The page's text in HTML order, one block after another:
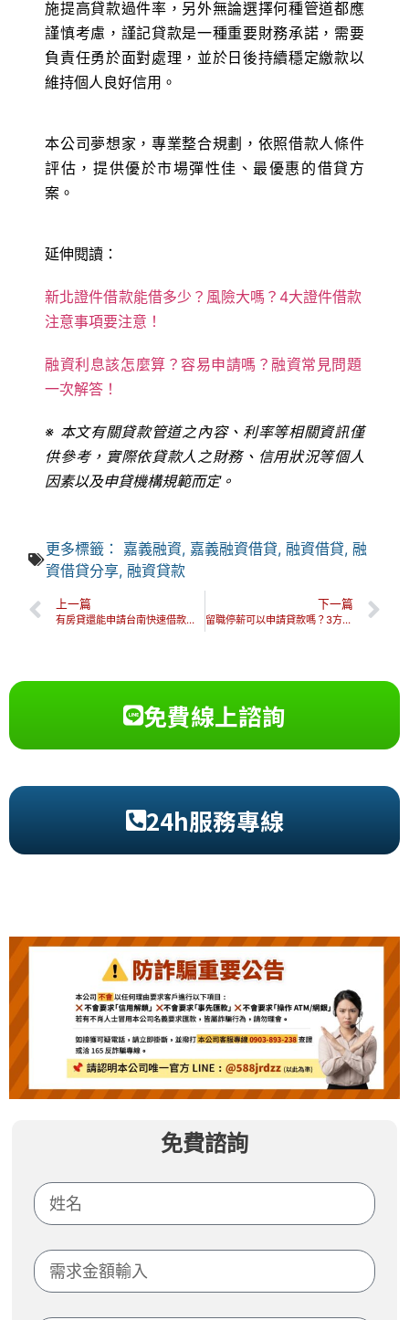
施提高貸款過件率，另外無論選擇何種管道都應
謹慎考慮，謹記貸款是一種重要財務承諾，需要
負責任勇於面對處理，並於日後持續穩定繳款以
維持個人良好信用。
本公司夢想家，專業整合規劃，依照借款人條件
評估，提供優於市場彈性佳、最優惠的借貸方
案。
延伸閱讀：
新北證件借款能借多少？風險大嗎？4大證件借款
注意事項要注意！
融資利息該怎麼算？容易申請嗎？融資常見問題
一次解答！
※ 本文有關貸款管道之內容、利率等相關資訊僅
供參考，實際依貸款人之財務、信用狀況等個人
因素以及申貸機構規範而定。
更多標籤： 嘉義融資, 嘉義融資借貸,融資借貸,融
資借貸分享,融資貸款
上一篇
有房貸還能申請台南快速借款嗎？推薦3步驟教你如何增貸不失敗！
下一篇
留職停薪可以申請貸款嗎？3方法教你提高留停貸款過件率！
免費線上諮詢
24h服務專線
免費諮詢